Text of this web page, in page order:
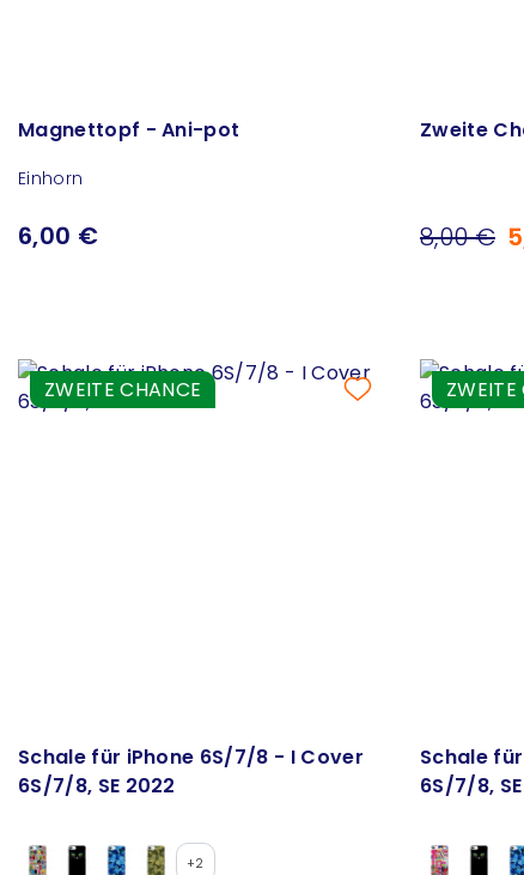
Magnettopf - Ani-pot
Einhorn
6,00 €
Zweite
8,00 €
ZWEITE CHANCE
Schale für iPhone 6S/7/8 - I Cover
6S/7/8, SE 2022
+2
ZWEITE
Schale
6S/7/8,